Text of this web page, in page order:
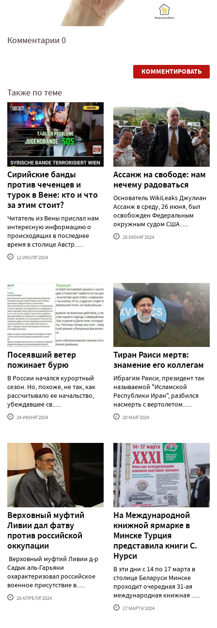
Комментарии 0
КОММЕНТИРОВАТЬ
Также по теме
Сирийские банды
против чеченцев и
турок в Вене: кто и что
за этим стоит?
Читатель из Вены прислал нам
интересную информацию о
происходящих в последнее
время в столице Австр......
12 ИЮЛЯ'2024
Ассанж на свободе: нам
нечему радоваться
Основатель WikiLeaks Джулиан
Ассанж в среду, 26 июня, был
освобожден Федеральным
окружным судом США......
28 ИЮНЯ'2024
Посеявший ветер
пожинает бурю
В России начался курортный
сезон. Но, похоже, не так, как
рассчитывало ее начальство,
убеждавшее св......
24 ИЮНЯ'2024
Тиран Раиси мертв:
знамение его коллегам
Ибрагим Раиси, президент так
называемой "Исламской
Республики Иран", разбился
насмерть с вертолетом......
20 МАЯ'2024
Верховный муфтий
Ливии дал фатву
против российской
оккупации
Верховный муфтий Ливии д-р
Садык аль-Гарьяни
охарактеризовал российское
военное присутствие в......
28 АПРЕЛЯ'2024
На Международной
книжной ярмарке в
Минске Турция
представила книги С.
Нурси
В эти дни с 14 по 17 марта в
столице Беларуси Минске
проходит очередная 31-ая
международная книжная ......
17 МАРТА'2024